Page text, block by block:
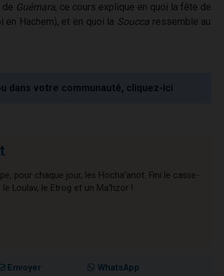
Guémara, ce cours explique en quoi la fête de
en Hachem), et en quoi la Soucca ressemble au
dans votre communauté, cliquez-ici
pour chaque jour, les Hocha'anot. Fini le casse-
Loulav, le Etrog et un Ma'hzor !
Envoyer WhatsApp